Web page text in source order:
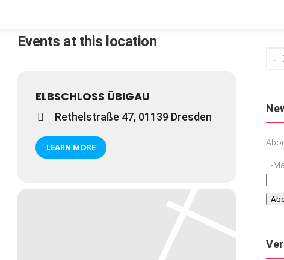
Events at this location
ELBSCHLOSS ÜBIGAU
Rethelstraße 47, 01139 Dresden
LEARN MORE
E-